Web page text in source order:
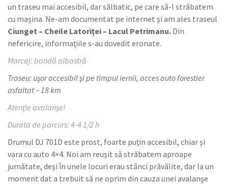
un traseu mai accesibil, dar sălbatic, pe care să-l străbatem
cu maşina. Ne-am documentat pe internet şi am ales traseul
Ciunget – Cheile Latoriţei – Lacul Petrimanu. Din
nefericire, informaţiile s-au dovedit eronate.
Marcaj: bandă albastră
Traseu: uşor accesibil şi pe timpul iernii, acces auto forestier
asfaltat – 18 km
Atenţie avalanşe!
Durata de parcurs: 4-4 1/2 h
Drumul DJ 701D este prost, foarte puţin accesibil, chiar şi
vara cu auto 4×4. Noi am reuşit să străbatem aproape
jumătate, deşi în unele locuri erau stânci prăvălite, dar la un
moment dat a trebuit să ne oprim din cauza unei avalanşe